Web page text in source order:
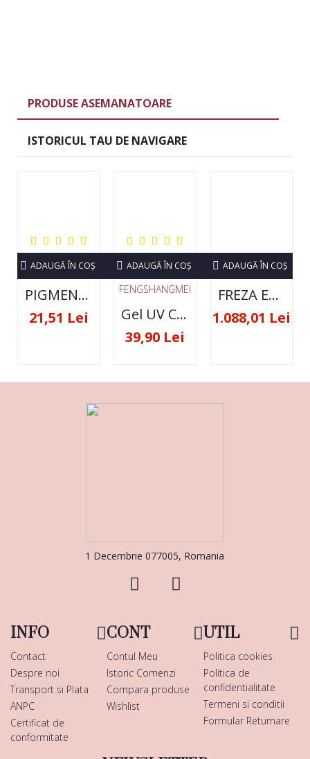
PRODUSE ASEMANATOARE
ISTORICUL TAU DE NAVIGARE
PIGMENT NEON SET 12 CULORI
21,51 Lei
ADAUGĂ ÎN COŞ
FENGSHANGMEI
Gel UV Constructie FSM 50ML - 07
39,90 Lei
ADAUGĂ ÎN COŞ
FREZA ELECTRICA STRONG 210 35000 RPM- ORIGINALA
1.088,01 Lei
ADAUGĂ ÎN COŞ
1 Decembrie 077005, Romania
INFO
Contact
Despre noi
Transport si Plata
ANPC
Certificat de
conformitate
CONT
Contul Meu
Istoric Comenzi
Compara produse
Wishlist
UTIL
Politica cookies
Politica de
confidentialitate
Termeni si conditii
Formular Returnare